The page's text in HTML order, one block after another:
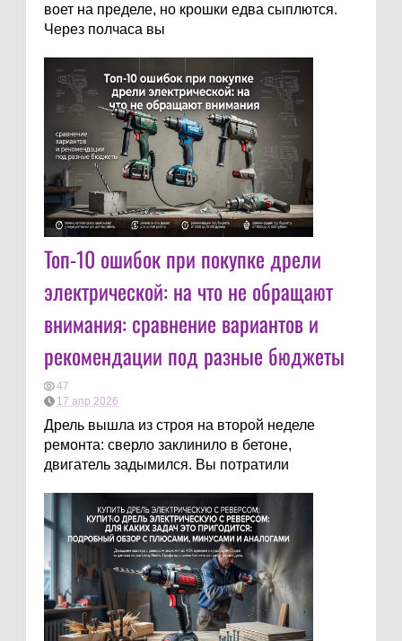
воет на пределе, но крошки едва сыплются.
Через полчаса вы
Топ-10 ошибок при покупке дрели
электрической: на что не обращают
внимания: сравнение вариантов и
рекомендации под разные бюджеты
47
17 апр 2026
Дрель вышла из строя на второй неделе
ремонта: сверло заклинило в бетоне,
двигатель задымился. Вы потратили